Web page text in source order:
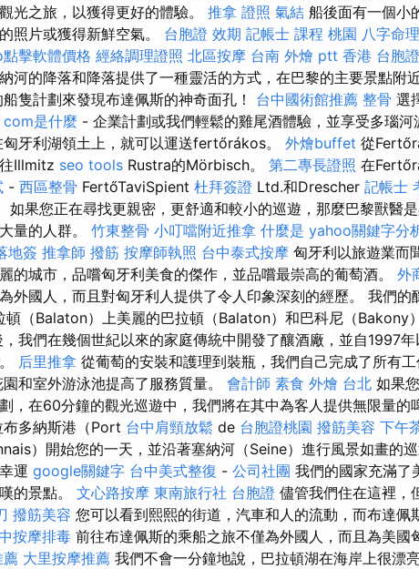
光之旅，以獲得更好的體驗。 推拿 證照 氣結 船後面有一個小
照片或獲得新鮮空氣。 台胞證 效期 記帳士 課程 桃園 八字命
擊軟體價格 經絡調理證照 北區按摩 台南 外燴 ptt 香港 台胞證
河的降落和降落提供了一種靈活的方式，在巴黎的主要景點附
隻計劃來發現布達佩斯的神奇面孔！ 台中國術館推薦 整骨 選
com是什麼 - 企業計劃或我們輕鬆的雞尾酒體驗，並享受多瑙河
匈牙利湖領土上，就可以運送fertőrákos。 外燴buffet 從
Illmitz seo tools Rustra的Mörbisch。 第二專長證照 在
- 西區整骨 FertőTaviSpient 杜拜簽證 Ltd.和Drescher 記帳士
如果您正在尋找更親密，更舒適和較小的巡遊，那麼巴黎獸醫
量的人群。 竹東整骨 小叮噹附近推拿 什麼是 yahoo關鍵字分
地簽 推拿師 撥筋 按摩師執照 台中泰式按摩 匈牙利以旅遊業而
的城市，品嚐匈牙利美食的傑作，並品嚐最崇高的葡萄酒。 外
外國​​人，而且對匈牙利人提供了令人印象深刻的經歷。 我們的
頓（Balaton）上美麗的巴拉頓（Balaton）和巴科尼（Bakony
我們在幾個世紀以來的家庭傳統中開發了釀酒廠，並自1997
后里推拿 從葡萄的安裝和護理到裝瓶，我們自己完成了所有工
和室外游泳池提高了服務質量。 會計師 素食 外燴 台北 如果
，在60分鐘的觀光巡遊中，我們將在其中為客人提供無限量的
多納斯港（Port 台中肩頸放鬆 de 台胞證桃園 撥筋美容 下午
）開始您的一天，並沿著塞納河（Seine）進行風景如畫的
運 google關鍵字 台中美式整復 - 公司社團 我們的國家充滿了
的景點。 文心路按摩 東南旅行社 台胞證 儘管我們住在這裡，
撥筋美容 您可以看到熙熙的街道，汽車和人的流動，而布達佩
按摩排毒 前往布達佩斯的乘船之旅不僅為外國​​人，而且為美國
薦 大里按摩推薦 我們不會一分鐘地說，巴拉頓湖在海岸上很漂